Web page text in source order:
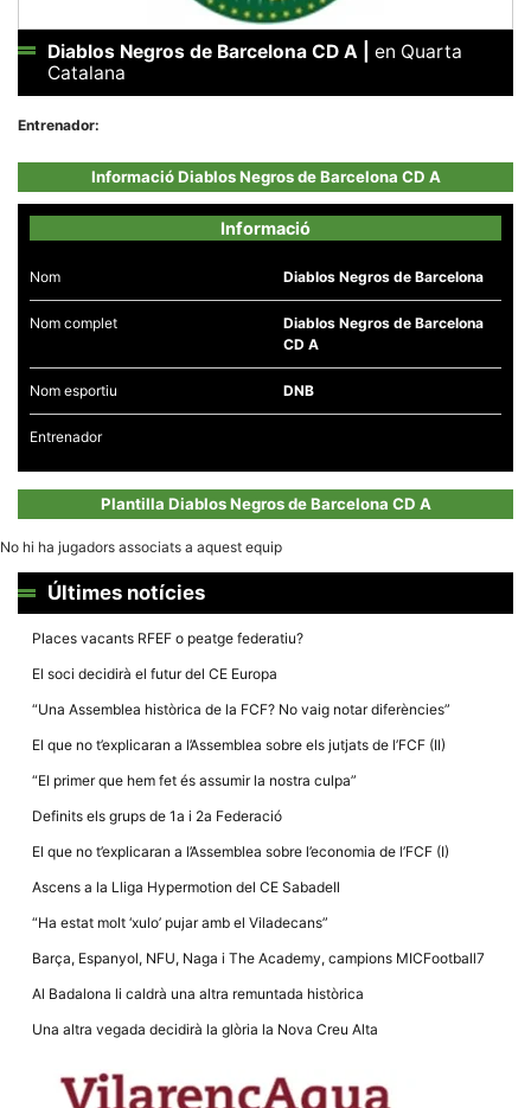
Diablos Negros de Barcelona CD A
en Quarta
Catalana
Entrenador:
Informació Diablos Negros de Barcelona CD A
Informació
Nom Diablos Negros de Barcelona
Nom complet
Diablos Negros de Barcelona
CD A
Nom esportiu DNB
Entrenador
Plantilla Diablos Negros de Barcelona CD A
No hi ha jugadors associats a aquest equip
Últimes notícies
Places vacants RFEF o peatge federatiu?
El soci decidirà el futur del CE Europa
“Una Assemblea històrica de la FCF? No vaig notar diferències”
El que no t’explicaran a l’Assemblea sobre els jutjats de l’FCF (II)
“El primer que hem fet és assumir la nostra culpa”
Definits els grups de 1a i 2a Federació
El que no t’explicaran a l’Assemblea sobre l’economia de l’FCF (I)
Ascens a la Lliga Hypermotion del CE Sabadell
“Ha estat molt ‘xulo’ pujar amb el Viladecans”
Barça, Espanyol, NFU, Naga i The Academy, campions MICFootball7
Al Badalona li caldrà una altra remuntada històrica
Una altra vegada decidirà la glòria la Nova Creu Alta
Aquestes
cookies no
són
opcionals,
són
funcionament
tècnic de la
web.
Estadístiques
Recopilem
del lloc web
per a millorar
estructura.
components
tècnics del
nostre lloc web
emmagatzemen
dades en el seu
dispositiu que
bé com sigui
rebutja
cookies
funcionalitats
desapareixeran
del lloc web.
En compartir
els teus